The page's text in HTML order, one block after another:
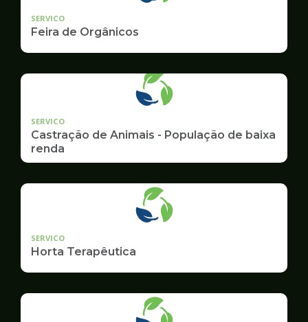
SERVICO
Feira de Orgânicos
SERVICO
Castração de Animais - População de baixa
renda
SERVICO
Horta Terapêutica